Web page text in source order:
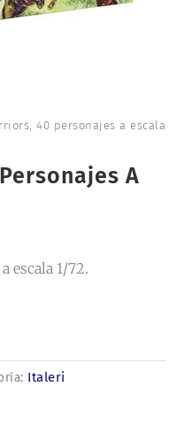
40 personajes a escala
A
escala 1/72.
Italeri